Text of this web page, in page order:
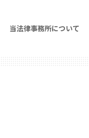
当法律事務所について